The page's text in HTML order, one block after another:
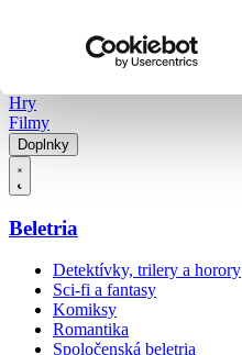
Hry
Filmy
Doplnky
Beletria
Detektívky, trilery a horory
Sci-fi a fantasy
Komiksy
Romantika
Spoločenská beletria